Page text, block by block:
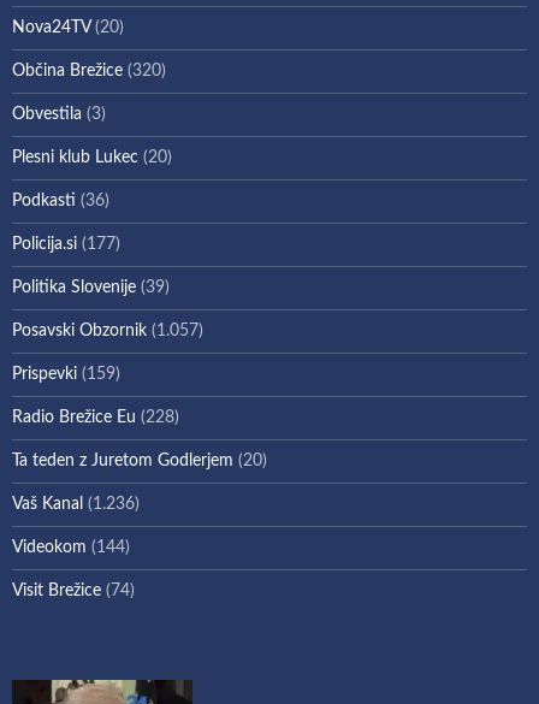
Nova24TV(20)
Občina Brežice (320)
Obvestila (3)
Plesni klub Lukec (20)
Podkasti (36)
Policija.si (177)
Politika Slovenije (39)
Posavski Obzornik (1.057)
Prispevki (159)
Radio Brežice Eu (228)
Ta teden z Juretom Godlerjem (20)
Vaš Kanal (1.236)
Videokom (144)
Visit Brežice (74)